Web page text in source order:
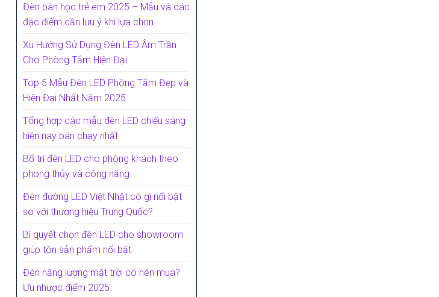
Đèn bàn học trẻ em 2025 – Mẫu và các
đặc điểm cần lưu ý khi lựa chọn
Xu Hướng Sử Dụng Đèn LED Âm Trần
Cho Phòng Tắm Hiện Đại
Top 5 Mẫu Đèn LED Phòng Tắm Đẹp và
Hiện Đại Nhất Năm 2025
Tổng hợp các mẫu đèn LED chiếu sáng
hiện nay bán chạy nhất
Bố trí đèn LED cho phòng khách theo
phong thủy và công năng
Đèn đường LED Việt Nhật có gì nổi bật
so với thương hiệu Trung Quốc?
Bí quyết chọn đèn LED cho showroom
giúp tôn sản phẩm nổi bật
Đèn năng lượng mặt trời có nên mua?
Ưu nhược điểm 2025